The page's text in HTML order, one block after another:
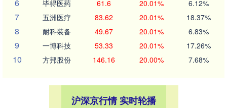
6 毕得医药 61.6 20.01% 6.12%
7 五洲医疗 83.62 20.01% 18.37%
8 耐科装备 49.67 20.01% 6.83%
9 一博科技 53.33 20.01% 17.26%
10 方邦股份 146.16 20.00% 7.68%
沪深京行情 实时轮播